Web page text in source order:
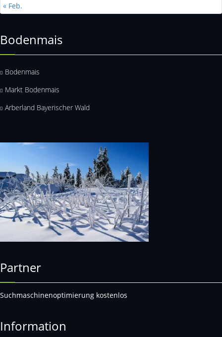
« Feb.
Bodenmais
Bodenmais
Markt Bodenmais
Arberland Bayerischer Wald
Partner
Suchmaschinenoptimierung kostenlos
Information